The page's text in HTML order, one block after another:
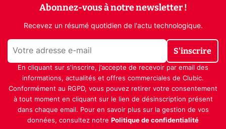
Abonnez-vous à notre newsletter !
Recevez un résumé quotidien de l'actu technologique.
S'inscrire
En cliquant sur s'inscrire, j’accepte de recevoir par email des
informations, actualités et offres commerciales de Clubic.
Conformément au RGPD, vous pouvez retirer votre consentement
à tout moment en cliquant sur le lien de désinscription présent
dans chaque email. Pour en savoir plus sur la gestion de vos
données, consultez notre Politique de confidentialité